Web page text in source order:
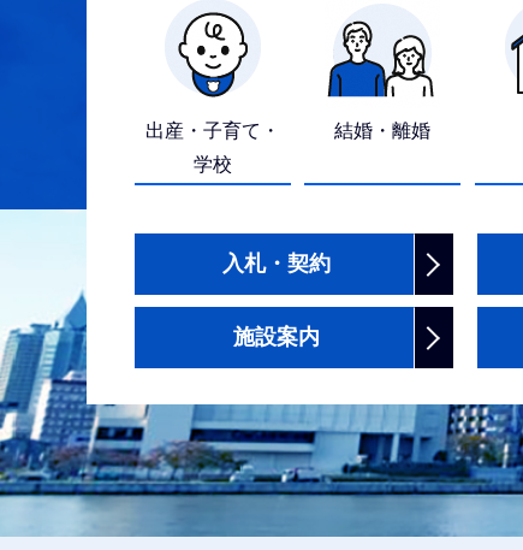
ら
探
す
出産・子育て・
学校
結婚・離婚
入札・契約
施設案内